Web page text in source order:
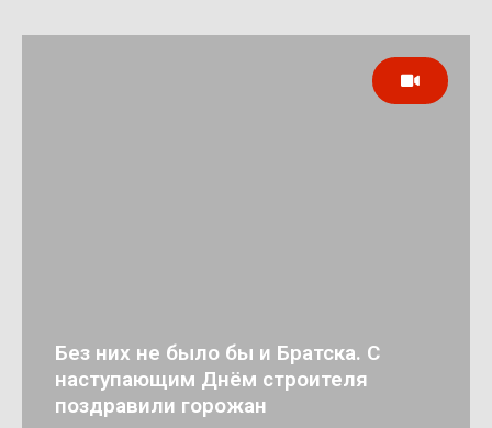
Без них не было бы и Братска. С
наступающим Днём строителя
поздравили горожан